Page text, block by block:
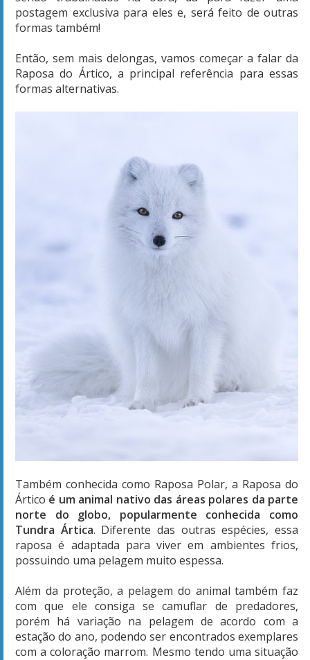
postagem exclusiva para eles e, será feito de outras
formas também!
Então, sem mais delongas, vamos começar a falar da
Raposa do Ártico, a principal referência para essas
formas alternativas.
Também conhecida como Raposa Polar, a Raposa do
Ártico é um animal nativo das áreas polares da parte
norte do globo, popularmente conhecida como
Tundra Ártica. Diferente das outras espécies, essa
raposa é adaptada para viver em ambientes frios,
possuindo uma pelagem muito espessa.
Além da proteção, a pelagem do animal também faz
com que ele consiga se camuflar de predadores,
porém há variação na pelagem de acordo com a
estação do ano, podendo ser encontrados exemplares
com a coloração marrom. Mesmo tendo uma situação